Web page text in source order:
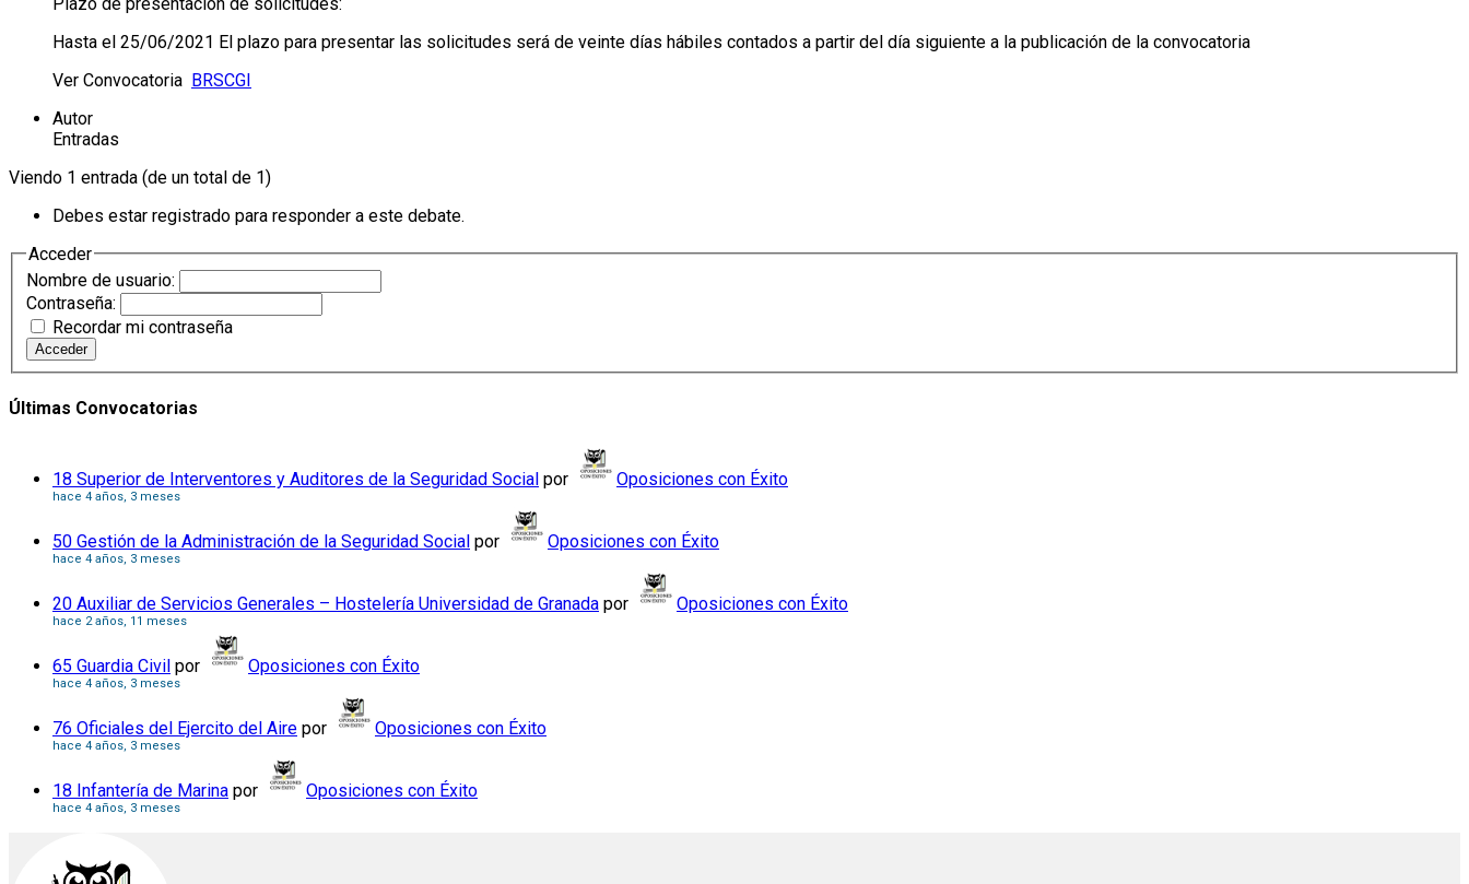
Hasta el 25/06/2021 El plazo para presentar las solicitudes será de veinte días hábiles contados a partir del día siguiente a la publicación de la convocatoria
Ver Convocatoria BRSCGI
Autor
Entradas
Viendo 1 entrada (de un total de 1)
Debes estar registrado para responder a este debate.
Acceder
Nombre de usuario:
Contraseña:
Recordar mi contraseña
Acceder
Últimas Convocatorias
18 Superior de Interventores y Auditores de la Seguridad Social por Oposiciones con Éxito
hace 4 años, 3 meses
50 Gestión de la Administración de la Seguridad Social por Oposiciones con Éxito
hace 4 años, 3 meses
20 Auxiliar de Servicios Generales – Hostelería Universidad de Granada por Oposiciones con Éxito
hace 2 años, 11 meses
65 Guardia Civil por Oposiciones con Éxito
hace 4 años, 3 meses
76 Oficiales del Ejercito del Aire por Oposiciones con Éxito
hace 4 años, 3 meses
18 Infantería de Marina por Oposiciones con Éxito
hace 4 años, 3 meses